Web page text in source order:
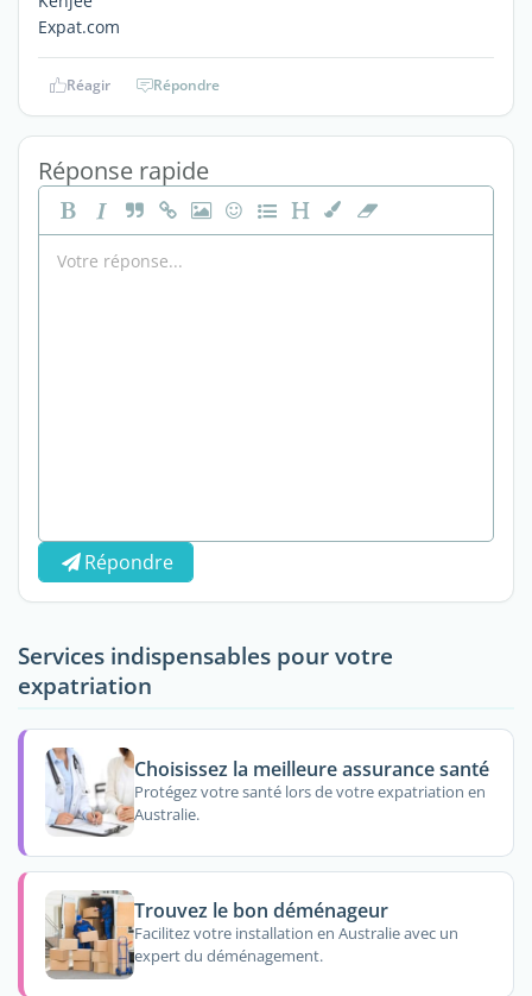
Expat.com
Réagir Répondre
Réponse rapide
Répondre
Services indispensables pour votre
expatriation
Choisissez la meilleure assurance santé
Protégez votre santé lors de votre expatriation en
Australie.
Trouvez le bon déménageur
Facilitez votre installation en Australie avec un
expert du déménagement.